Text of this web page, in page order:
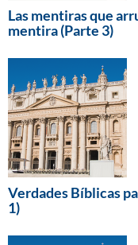
Las mentiras que
mentira (Parte 3)
Verdades Bíblicas
1)